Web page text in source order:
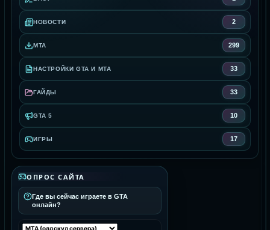
НОВОСТИ 2
MTA 299
НАСТРОЙКИ GTA И MTA 33
ГАЙДЫ 33
GTA 5 10
ИГРЫ 17
ОПРОС САЙТА
Где вы сейчас играете в GTA
онлайн?